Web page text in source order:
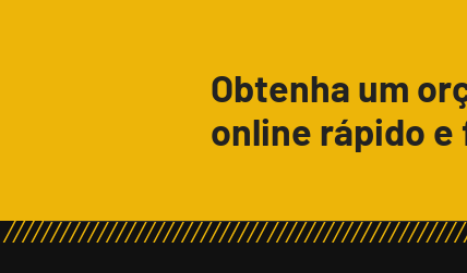
Obtenha um
online rápido e